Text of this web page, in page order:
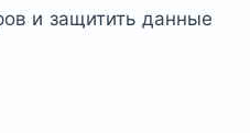
и защитить данные